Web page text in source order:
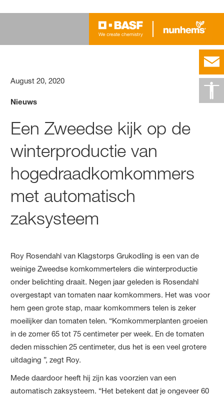
August 20, 2020
Nieuws
Een Zweedse kijk op de
winterproductie van
hogedraadkomkommers
met automatisch
zaksysteem
Roy Rosendahl van Klagstorps Grukodling is een van de
weinige Zweedse komkommertelers die winterproductie
onder belichting draait. Negen jaar geleden is Rosendahl
overgestapt van tomaten naar komkommers. Het was voor
hem geen grote stap, maar komkommers telen is zeker
moeilijker dan tomaten telen. “Komkommerplanten groeien
in de zomer 65 tot 75 centimeter per week. En de tomaten
deden misschien 25 centimeter, dus het is een veel grotere
uitdaging ”, zegt Roy.
Mede daardoor heeft hij zijn kas voorzien van een
automatisch zaksysteem. “Het betekent dat je ongeveer 60